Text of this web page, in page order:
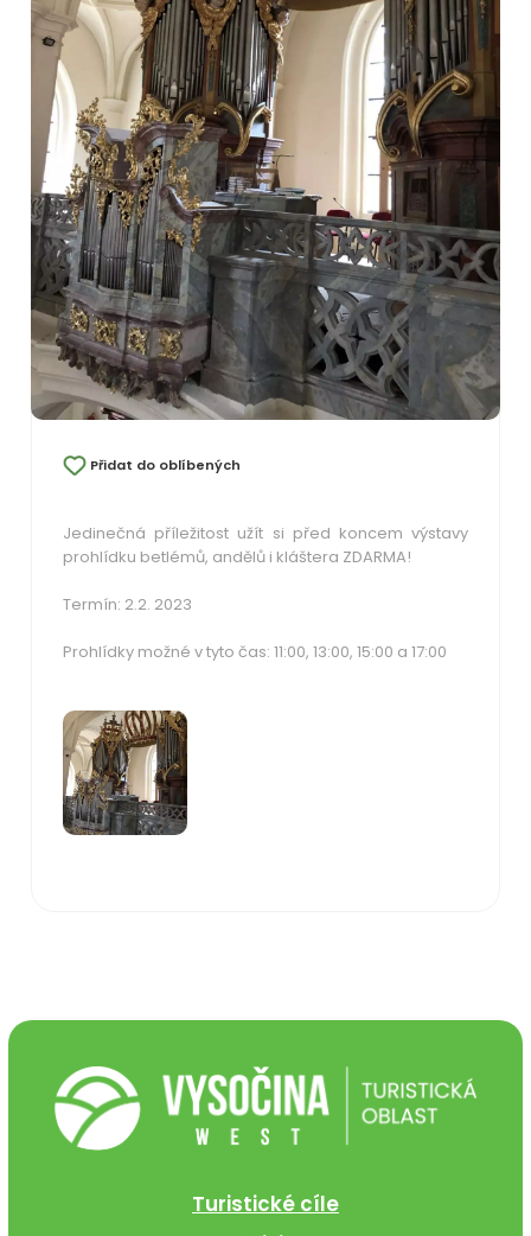
Přidat do oblíbených
Jedinečná příležitost užít si před koncem výstavy
prohlídku betlémů, andělů i kláštera ZDARMA!
Termín: 2.2. 2023
Prohlídky možné v tyto čas: 11:00, 13:00, 15:00 a 17:00
Turistické cíle